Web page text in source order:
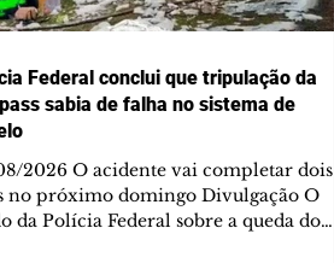
Federal conclui que tripulação da
sabia de falha no sistema de
2026 O acidente vai completar dois
no próximo domingo Divulgação O
da Polícia Federal sobre a queda do